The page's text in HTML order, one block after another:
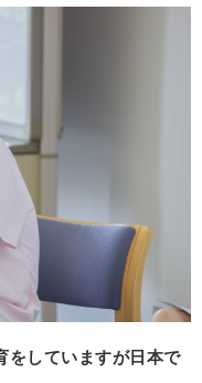
していますが日本で